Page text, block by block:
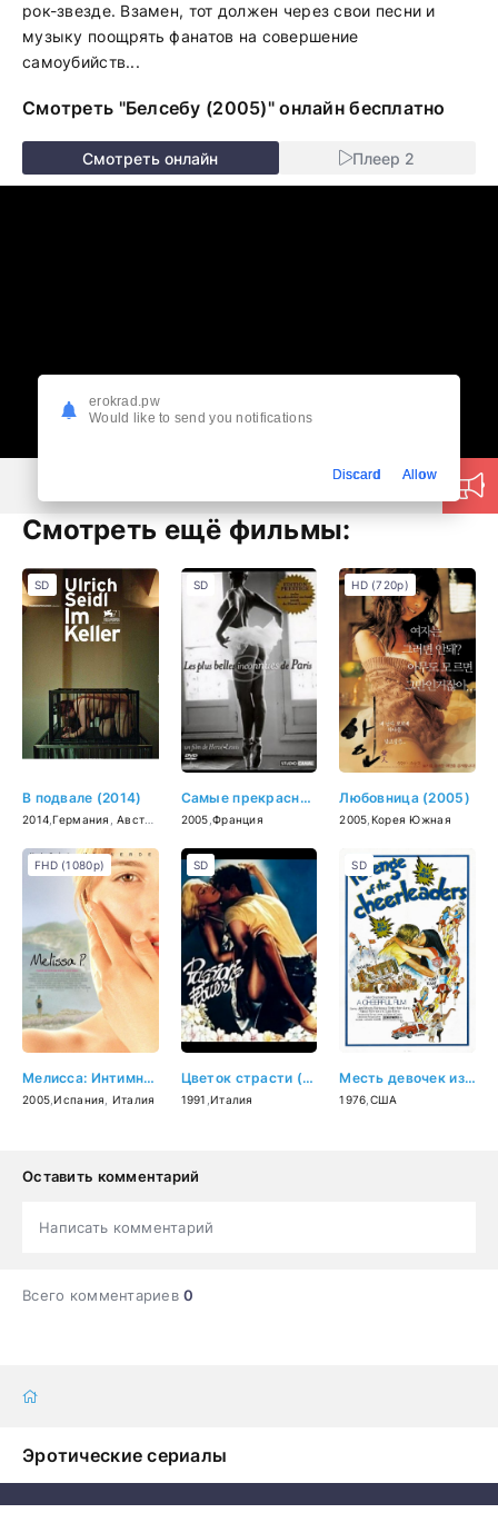
рок-звезде. Взамен, тот должен через свои песни и
музыку поощрять фанатов на совершение
самоубийств...
Смотреть "Белсебу (2005)" онлайн бесплатно
Смотреть онлайн Плеер 2
Смотреть ещё фильмы:
В подвале (2014)
2014 ,Германия ,Австрия
SD
Самые прекрасные незнакомки Парижа (2005)
2005 ,Франция
SD
Любовница (2005)
2005 Корея Южная
HD (720p)
Мелисса: Интимный дневник (2005)
2005 ,Испания Италия
FHD (1080p)
Цветок страсти (1991)
1991 ,Италия
SD
Месть девочек из группы поддержки (1976)
1976 США
SD
Оставить комментарий
Написать комментарий
Всего комментариев0
Эротические сериалы
erokrad.pw
Would like to send you notifications
Discard Allow